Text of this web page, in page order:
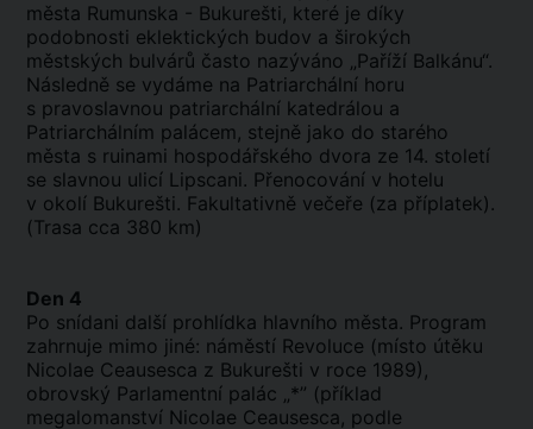
města Rumunska - Bukurešti, které je díky
podobnosti eklektických budov a širokých
městských bulvárů často nazýváno „Paříží Balkánu“.
Následně se vydáme na Patriarchální horu
s pravoslavnou patriarchální katedrálou a
Patriarchálním palácem, stejně jako do starého
města s ruinami hospodářského dvora ze 14. století
se slavnou ulicí Lipscani. Přenocování v hotelu
v okolí Bukurešti. Fakultativně večeře (za příplatek).
(Trasa cca 380 km)
Den 4
Po snídani další prohlídka hlavního města. Program
zahrnuje mimo jiné: náměstí Revoluce (místo útěku
Nicolae Ceausesca z Bukurešti v roce 1989),
obrovský Parlamentní palác „*” (příklad
megalomanství Nicolae Ceausesca, podle